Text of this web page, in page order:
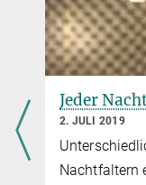
Jeder
2. JULI 2019
Nachtfaltern